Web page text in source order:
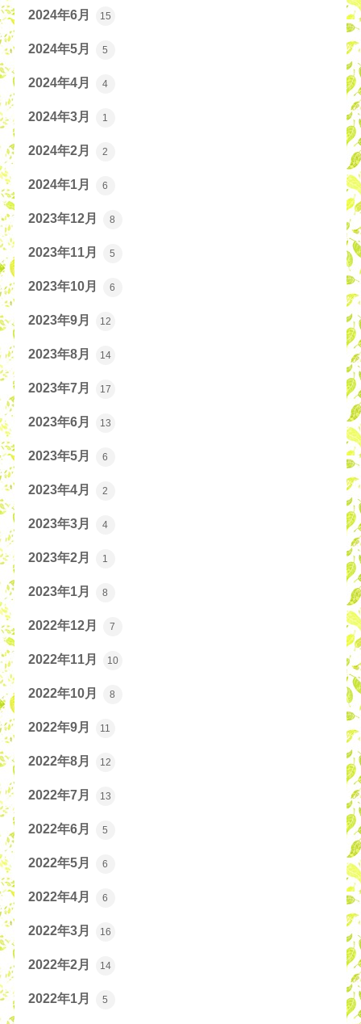
2024年6月 15
2024年5月 5
2024年4月 4
2024年3月 1
2024年2月 2
2024年1月 6
2023年12月 8
2023年11月 5
2023年10月 6
2023年9月 12
2023年8月 14
2023年7月 17
2023年6月 13
2023年5月 6
2023年4月 2
2023年3月 4
2023年2月 1
2023年1月 8
2022年12月 7
2022年11月 10
2022年10月 8
2022年9月 11
2022年8月 12
2022年7月 13
2022年6月 5
2022年5月 6
2022年4月 6
2022年3月 16
2022年2月 14
2022年1月 5